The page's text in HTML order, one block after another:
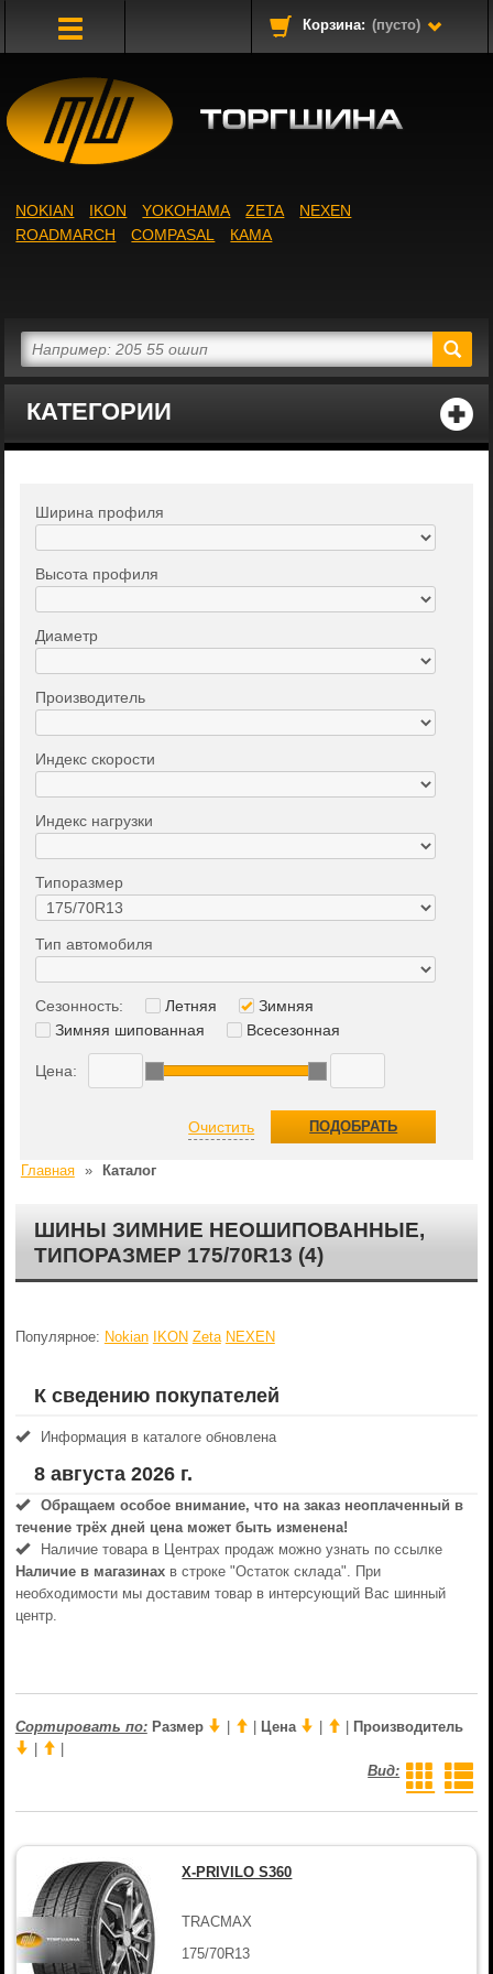
Корзина: (пусто)
КАТЕГОРИИ
NOKIAN IKON YOKOHAMA ZETA
NEXEN
ROADMARCH
COMPASAL КАМА
Главная » Каталог
ШИНЫ ЗИМНИЕ НЕОШИПОВАННЫЕ,
ТИПОРАЗМЕР 175/70R13 (4)
Популярное: Nokian IKON Zeta NEXEN
К сведению покупателей
Информация в каталоге обновлена
8 августа 2026 г.
Обращаем особое внимание, что на заказ неоплаченный в
течениe трёх дней цена может быть изменена!
Наличие товара в Центрах продаж можно узнать по ссылке
Наличие в магазинахв строке "Остаток склада". При
необходимости мы доставим товар в интерсующий Вас шинный
центр.
Сортировать по: Размер Цена
Производитель
Вид:
X-PRIVILO S360
TRACMAX
175/70R13
Ширина профиля
Высота профиля
Диаметр
Производитель
Индекс скорости
Индекс нагрузки
Типоразмер
Тип автомобиля
Сезонность: Летняя
Зимняя
Зимняя шипованная
Всесезонная
Цена:
Очистить ПОДОБРАТЬ